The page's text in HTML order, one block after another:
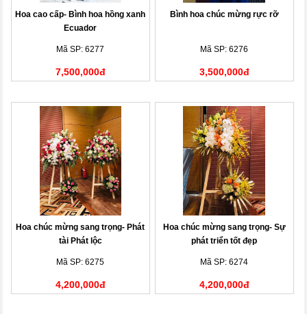
Hoa cao cấp- Bình hoa hồng xanh
Ecuador
Mã SP: 6277
7,500,000đ
Bình hoa chúc mừng rực rỡ
Mã SP: 6276
3,500,000đ
Hoa chúc mừng sang trọng- Phát
tài Phát lộc
Mã SP: 6275
4,200,000đ
Hoa chúc mừng sang trọng- Sự
phát triển tốt đẹp
Mã SP: 6274
4,200,000đ